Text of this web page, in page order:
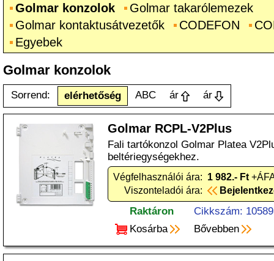
Golmar konzolok
Golmar takarólemezek
Golmar kontaktusátvezetők
CODEFON
Egyebek
Golmar konzolok
Sorrend: elérhetőség ABC ár ár
Golmar RCPL-V2Plus
Fali tartókonzol Golmar Platea
beltériegységekhez.
Végfelhasználói ára: 1 982.- Ft
Viszonteladói ára:
Raktáron
Cikkszám:
Kosárba
Bővebben